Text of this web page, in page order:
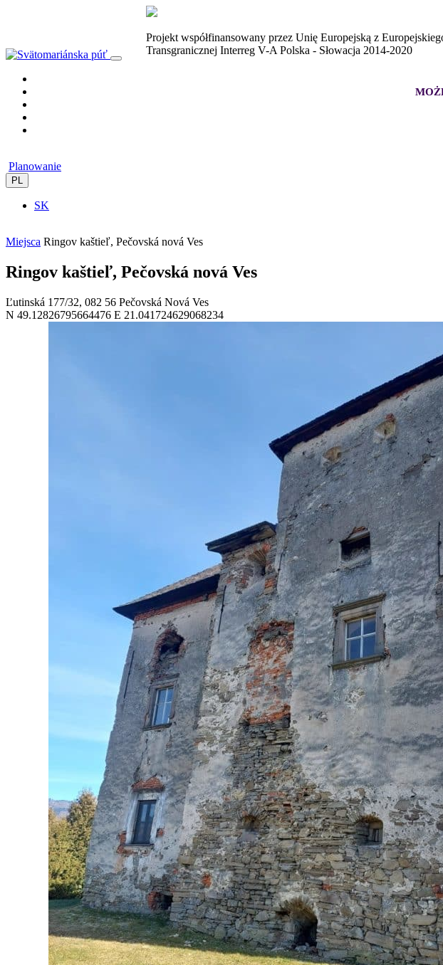
Projekt współfinansowany przez Unię Europejską z
Transgranicznej Interreg V-A Polska - Słowacja 2014-2020
Planowanie
PL
SK
Miejsca Ringov kaštieľ, Pečovská nová Ves
Ringov kaštieľ, Pečovská nová Ves
Ľutinská 177/32, 082 56 Pečovská Nová Ves
N 49.12826795664476 E 21.041724629068234